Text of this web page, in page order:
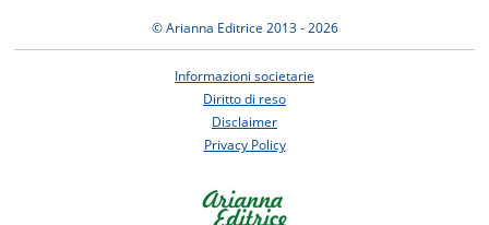
© Arianna Editrice 2013 - 2026
Informazioni societarie
Diritto di reso
Disclaimer
Privacy Policy